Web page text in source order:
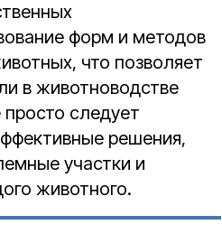
форм и методов
что позволяет
в животноводстве
следует
решения,
участки и
животного.